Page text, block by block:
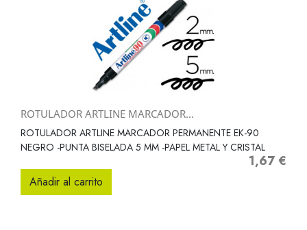
ROTULADOR ARTLINE MARCADOR...
ROTULADOR ARTLINE MARCADOR PERMANENTE EK-90
NEGRO -PUNTA BISELADA 5 MM -PAPEL METAL Y CRISTAL
Precio
1,67 €
Añadir al carrito